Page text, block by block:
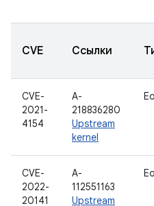
CVE Ссылки
CVE-
2021-
4154
A-
218836280
Upstream
kernel
CVE-
2022-
20141
A-
112551163
Upstream